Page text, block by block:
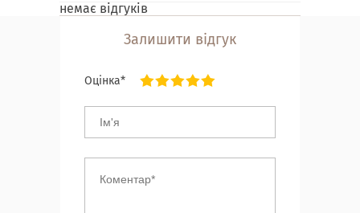
немає відгуків
Залишити відгук
Оцінка*